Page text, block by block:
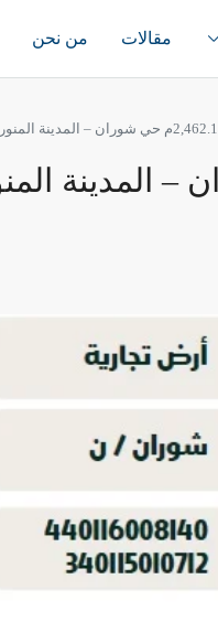
مقالات من نحن